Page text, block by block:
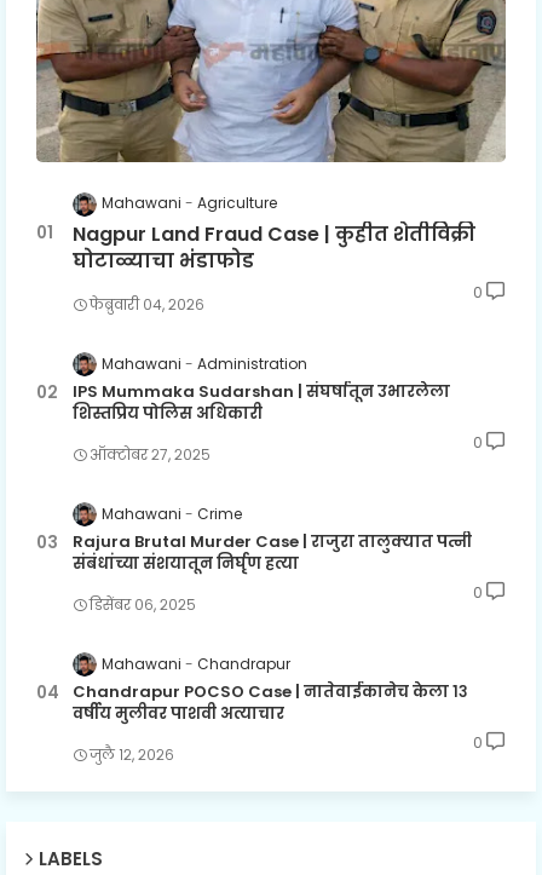
Mahawani Agriculture
Nagpur Land Fraud Case | कुहीत शेतीविक्री
घोटाळ्याचा भंडाफोड
फेब्रुवारी ०४, २०२६
0
Mahawani Administration
IPS Mummaka Sudarshan | संघर्षातून उभारलेला
शिस्तप्रिय पोलिस अधिकारी
ऑक्टोबर २७, २०२५
0
Mahawani Crime
Rajura Brutal Murder Case | राजुरा तालुक्यात पत्नी
संबंधांच्या संशयातून निर्घृण हत्या
डिसेंबर ०६, २०२५
0
Mahawani Chandrapur
Chandrapur POCSO Case | नातेवाईकानेच केला १३
वर्षीय मुलीवर पाशवी अत्याचार
जुलै १२, २०२६
0
LABELS